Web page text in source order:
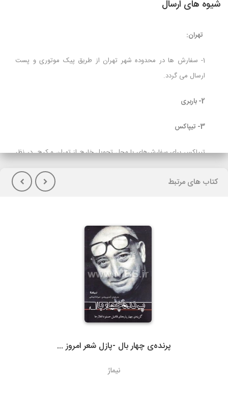
شیوه های ارسال
تهران:
1- سفارش ها در محدوده شهر تهران از طریق پیک موتوری و پست
ارسال می گردد.
2- باربری
3- تیپاکس
تیپاکس برای سفارش‌های با محل تحویل خارج از تهران و کرج در نظر
هنگام تحویل کالا(پس کرایه) دارند توصیه می شود.
گیلان)نسبت به سایر روشهای ارسال سریعتر می باشد. در صورت انتخاب
ارسال با پست تیپاکس، هزینه حمل به عهده مشتری خواهد بود.
سرویس‌دهی تیپاکس در بیش از 80 شهر که تک مسیره هستند به طور
معمول 24 ساعته است. شهرهایی که دومسیره یا راه دور هستند، معمولاً
در پست پیشتاز زمان تحویل، بسته به دوری یا نزدیکی شهر مقصد از
کتاب های مرتبط
پرنده‌ی چهار بال -پازل شعر امروز ...
نیماژ